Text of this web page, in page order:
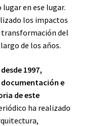
en ese lugar.
los impactos
transformación del
de los años.
1997,
documentación e
de este
ha realizado